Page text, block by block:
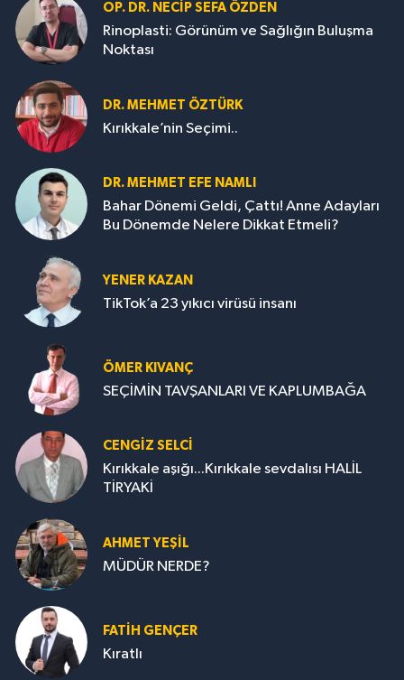
OP. DR. NECIP SEFA ÖZDEN
Rinoplasti: Görünüm ve Sağlığın Buluşma
Noktası
DR. MEHMET ÖZTÜRK
Kırıkkale’nin Seçimi..
DR. MEHMET EFE NAMLI
Bahar Dönemi Geldi, Çattı! Anne Adayları
Bu Dönemde Nelere Dikkat Etmeli?
YENER KAZAN
TikTok’a 23 yıkıcı virüsü insanı
ÖMER KIVANÇ
SEÇİMİN TAVŞANLARI VE KAPLUMBAĞA
CENGİZ SELCİ
Kırıkkale aşığı...Kırıkkale sevdalısı HALİL
TİRYAKİ
AHMET YEŞİL
MÜDÜR NERDE?
FATIH GENÇER
Kıratlı